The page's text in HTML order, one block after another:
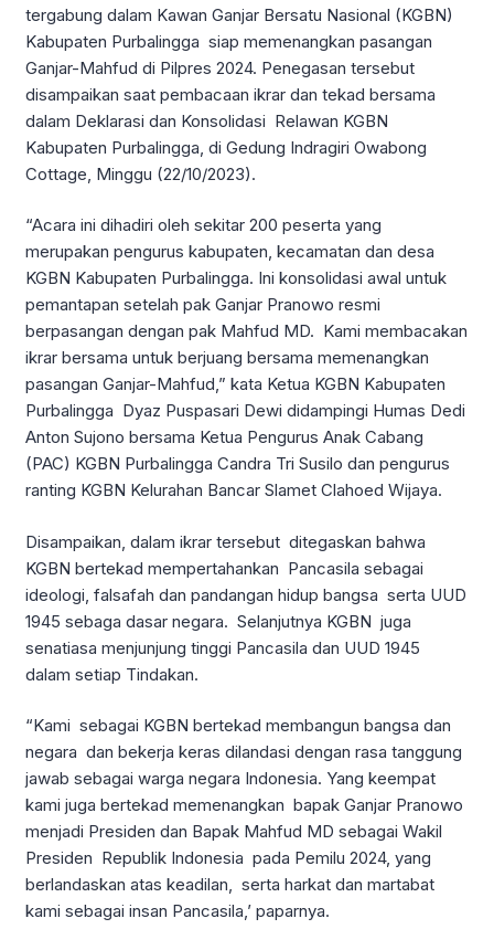
tergabung dalam Kawan Ganjar Bersatu Nasional (KGBN)
Kabupaten Purbalingga siap memenangkan pasangan
Ganjar-Mahfud di Pilpres 2024. Penegasan tersebut
disampaikan saat pembacaan ikrar dan tekad bersama
dalam Deklarasi dan Konsolidasi Relawan KGBN
Kabupaten Purbalingga, di Gedung Indragiri Owabong
Cottage, Minggu (22/10/2023).
“Acara ini dihadiri oleh sekitar 200 peserta yang
merupakan pengurus kabupaten, kecamatan dan desa
KGBN Kabupaten Purbalingga. Ini konsolidasi awal untuk
pemantapan setelah pak Ganjar Pranowo resmi
berpasangan dengan pak Mahfud MD. Kami membacakan
ikrar bersama untuk berjuang bersama memenangkan
pasangan Ganjar-Mahfud,” kata Ketua KGBN Kabupaten
Purbalingga Dyaz Puspasari Dewi didampingi Humas Dedi
Anton Sujono bersama Ketua Pengurus Anak Cabang
(PAC) KGBN Purbalingga Candra Tri Susilo dan pengurus
ranting KGBN Kelurahan Bancar Slamet Clahoed Wijaya.
Disampaikan, dalam ikrar tersebut ditegaskan bahwa
KGBN bertekad mempertahankan Pancasila sebagai
ideologi, falsafah dan pandangan hidup bangsa serta UUD
1945 sebaga dasar negara. Selanjutnya KGBN juga
senatiasa menjunjung tinggi Pancasila dan UUD 1945
dalam setiap Tindakan.
“Kami sebagai KGBN bertekad membangun bangsa dan
negara dan bekerja keras dilandasi dengan rasa tanggung
jawab sebagai warga negara Indonesia. Yang keempat
kami juga bertekad memenangkan bapak Ganjar Pranowo
menjadi Presiden dan Bapak Mahfud MD sebagai Wakil
Presiden Republik Indonesia pada Pemilu 2024, yang
berlandaskan atas keadilan, serta harkat dan martabat
kami sebagai insan Pancasila,’ paparnya.